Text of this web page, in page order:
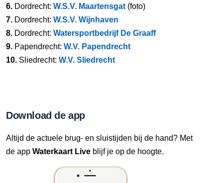
6. Dordrecht: W.S.V. Maartensgat(foto)
7. Dordrecht: W.S.V. Wijnhaven
8. Dordrecht: Watersportbedrijf De Graaff
9. Papendrecht: W.V. Papendrecht
10. Sliedrecht: W.V. Sliedrecht
Download de app
Altijd de actuele brug- en sluistijden bij de hand? Met
de app Waterkaart Live blijf je op de hoogte.